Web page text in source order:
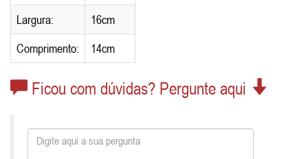
Largura:
16cm
Comprimento:
14cm
Ficou com dúvidas? Pergunte aqui